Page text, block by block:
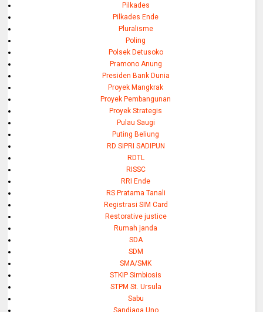
Pilkades
Pilkades Ende
Pluralisme
Poling
Polsek Detusoko
Pramono Anung
Presiden Bank Dunia
Proyek Mangkrak
Proyek Pembangunan
Proyek Strategis
Pulau Saugi
Puting Beliung
RD SIPRI SADIPUN
RDTL
RISSC
RRI Ende
RS Pratama Tanali
Registrasi SIM Card
Restorative justice
Rumah janda
SDA
SDM
SMA/SMK
STKIP Simbiosis
STPM St. Ursula
Sabu
Sandiaga Uno